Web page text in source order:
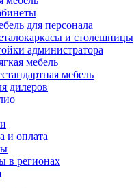
для персонала
и столешницы
администратора
мебель
мебель
дилеров
и оплата
в регионах